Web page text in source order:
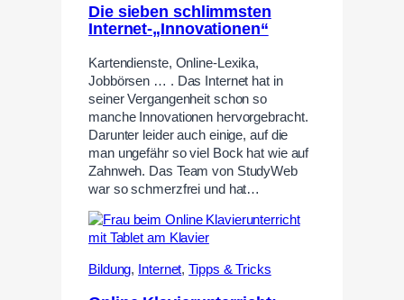
Die sieben schlimmsten
Internet-„Innovationen“
Kartendienste, Online-Lexika,
Jobbörsen … . Das Internet hat in
seiner Vergangenheit schon so
manche Innovationen hervorgebracht.
Darunter leider auch einige, auf die
man ungefähr so viel Bock hat wie auf
Zahnweh. Das Team von StudyWeb
war so schmerzfrei und hat…
Bildung, Internet,Tipps & Tricks